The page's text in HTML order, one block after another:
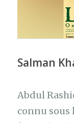
Salman
Abdul
connu sous